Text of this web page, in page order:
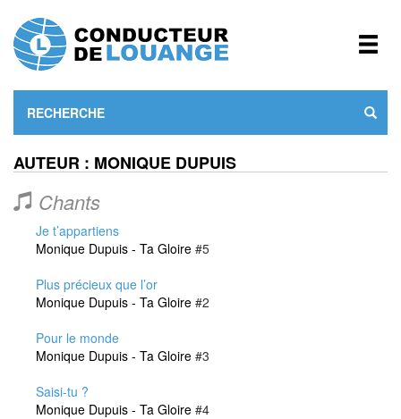
AUTEUR : MONIQUE DUPUIS
Chants
Je t’appartiens
Monique Dupuis - Ta Gloire #5
Plus précieux que l’or
Monique Dupuis - Ta Gloire #2
Pour le monde
Monique Dupuis - Ta Gloire #3
Saisi-tu ?
Monique Dupuis - Ta Gloire #4